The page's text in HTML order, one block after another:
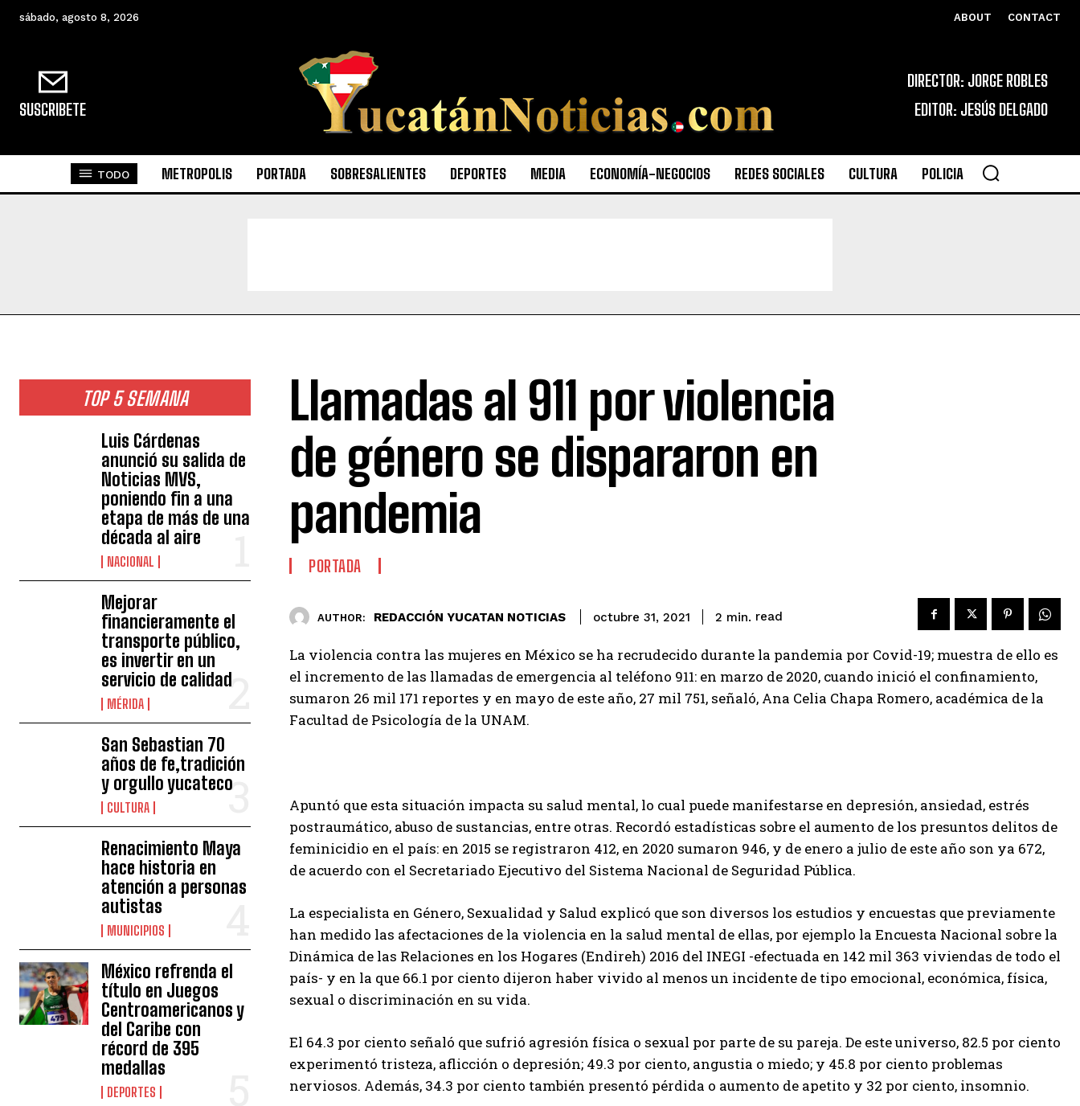
sábado, agosto 8, 2026 ABOUT CONTACT
SUSCRIBETE
DIRECTOR: JORGE ROBLES
EDITOR: JESÚS DELGADO
TODO METROPOLIS PORTADA SOBRESALIENTES DEPORTES MEDIA ECONOMÍA-NEGOCIOS REDES SOCIALES CULTURA POLICIA
TOP 5 SEMANA
Luis Cárdenas
anunció su salida de
Noticias MVS,
poniendo fin a una
etapa de más de una
década al aire
NACIONAL
Mejorar
financieramente el
transporte público,
es invertir en un
servicio de calidad
MÉRIDA
San Sebastian 70
años de fe,tradición
y orgullo yucateco
CULTURA
Renacimiento Maya
hace historia en
atención a personas
autistas
MUNICIPIOS
México refrenda el
título en Juegos
Centroamericanos y
del Caribe con
récord de 395
medallas
DEPORTES
Llamadas al 911 por violencia
de género se dispararon en
pandemia
PORTADA
AUTHOR: REDACCIÓN YUCATAN NOTICIAS octubre 31, 2021 2 min. read
La violencia contra las mujeres en México se ha recrudecido durante la pandemia por Covid-19; muestra de ello es
el incremento de las llamadas de emergencia al teléfono 911: en marzo de 2020, cuando inició el confinamiento,
sumaron 26 mil 171 reportes y en mayo de este año, 27 mil 751, señaló, Ana Celia Chapa Romero, académica de la
Facultad de Psicología de la UNAM.
Apuntó que esta situación impacta su salud mental, lo cual puede manifestarse en depresión, ansiedad, estrés
postraumático, abuso de sustancias, entre otras. Recordó estadísticas sobre el aumento de los presuntos delitos de
feminicidio en el país: en 2015 se registraron 412, en 2020 sumaron 946, y de enero a julio de este año son ya 672,
de acuerdo con el Secretariado Ejecutivo del Sistema Nacional de Seguridad Pública.
La especialista en Género, Sexualidad y Salud explicó que son diversos los estudios y encuestas que previamente
han medido las afectaciones de la violencia en la salud mental de ellas, por ejemplo la Encuesta Nacional sobre la
Dinámica de las Relaciones en los Hogares (Endireh) 2016 del INEGI -efectuada en 142 mil 363 viviendas de todo el
país- y en la que 66.1 por ciento dijeron haber vivido al menos un incidente de tipo emocional, económica, física,
sexual o discriminación en su vida.
El 64.3 por ciento señaló que sufrió agresión física o sexual por parte de su pareja. De este universo, 82.5 por ciento
experimentó tristeza, aflicción o depresión; 49.3 por ciento, angustia o miedo; y 45.8 por ciento problemas
nerviosos. Además, 34.3 por ciento también presentó pérdida o aumento de apetito y 32 por ciento, insomnio.